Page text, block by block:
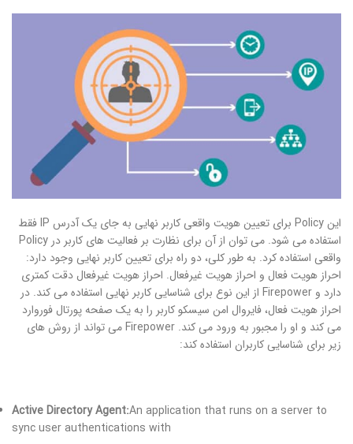
این Policy برای تعیین هویت واقعی کاربر نهایی به جای یک آدرس IP فقط
استفاده می شود. می توان از آن برای نظارت بر فعالیت های کاربر در Policy
واقعی استفاده کرد. به طور کلی، دو راه برای تعیین کاربر نهایی وجود دارد:
احراز هویت فعال و احراز هویت غیرفعال. احراز هویت غیرفعال دقت کمتری
دارد و Firepower از این نوع برای شناسایی کاربر نهایی استفاده می کند. در
احراز هویت فعال، فایروال امن سیسکو کاربر را به یک صفحه پورتال فوروارد
می کند و او را مجبور به ورود می کند. Firepower می تواند از روش های
زیر برای شناسایی کاربران استفاده کند:
Active Directory Agent:An application that runs on a server to
sync user authentications with